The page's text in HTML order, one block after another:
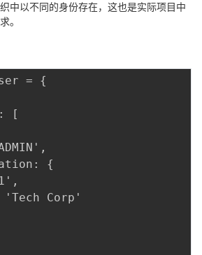
中以不同的身份存在，这也是实际项目中
。
= {
[
{
Corp'